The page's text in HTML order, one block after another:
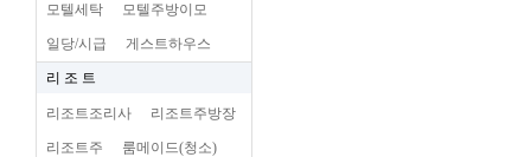
모텔세탁 모텔주방이모
일당/시급 게스트하우스
리 조 트
리조트조리사 리조트주방장
리조트주 룸메이드(청소)